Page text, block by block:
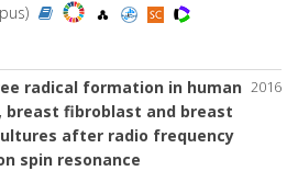
2016
radical formation in human
breast fibroblast and breast
after radio frequency
spin resonance